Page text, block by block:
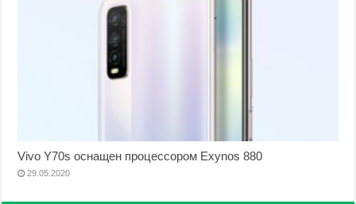
Vivo Y70s оснащен процессором Exynos 880
29.05.2020